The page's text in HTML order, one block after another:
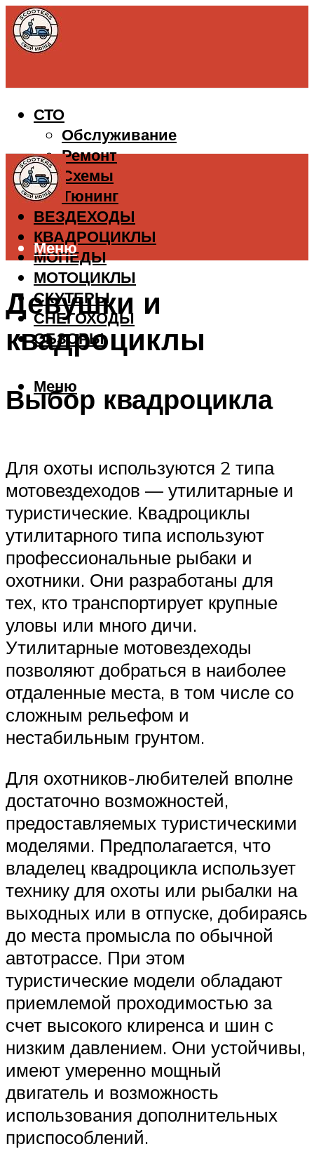
СТО
Обслуживание
Ремонт
Схемы
Тюнинг
ВЕЗДЕХОДЫ
КВАДРОЦИКЛЫ
МОПЕДЫ
МОТОЦИКЛЫ
СКУТЕРЫ
СНЕГОХОДЫ
ОБЗОРЫ
Меню
Меню
Девушки и
квадроциклы
Выбор квадроцикла
Для охоты используются 2 типа
мотовездеходов — утилитарные и
туристические. Квадроциклы
утилитарного типа используют
профессиональные рыбаки и
охотники. Они разработаны для
тех, кто транспортирует крупные
уловы или много дичи.
Утилитарные мотовездеходы
позволяют добраться в наиболее
отдаленные места, в том числе со
сложным рельефом и
нестабильным грунтом.
Для охотников-любителей вполне
достаточно возможностей,
предоставляемых туристическими
моделями. Предполагается, что
владелец квадроцикла использует
технику для охоты или рыбалки на
выходных или в отпуске, добираясь
до места промысла по обычной
автотрассе. При этом
туристические модели обладают
приемлемой проходимостью за
счет высокого клиренса и шин с
низким давлением. Они устойчивы,
имеют умеренно мощный
двигатель и возможность
использования дополнительных
приспособлений.